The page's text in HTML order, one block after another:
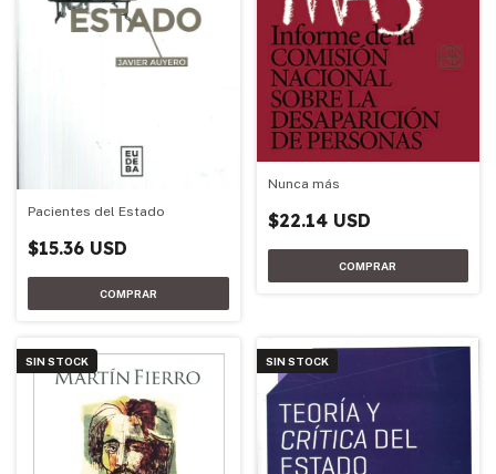
Pacientes del Estado
$15.36 USD
Nunca más
$22.14 USD
SIN STOCK SIN STOCK